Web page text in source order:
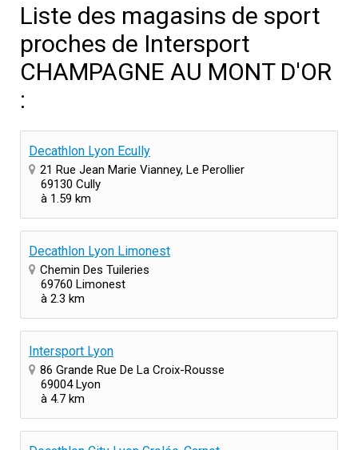
Liste des magasins de sport
proches de Intersport
CHAMPAGNE AU MONT D'OR
:
Decathlon Lyon Ecully
21 Rue Jean Marie Vianney, Le Perollier
69130 Cully
à 1.59 km
Decathlon Lyon Limonest
Chemin Des Tuileries
69760 Limonest
à 2.3 km
Intersport Lyon
86 Grande Rue De La Croix-Rousse
69004 Lyon
à 4.7 km